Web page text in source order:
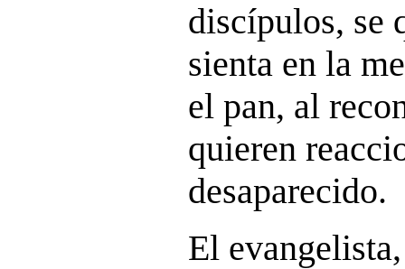
discípulos, se
sienta en la
el pan, al
quieren
desaparecido.
El